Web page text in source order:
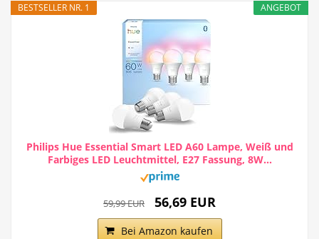
ANGEBOT
BESTSELLER NR. 1
Philips Hue Essential Smart LED A60 Lampe, Weiß und
Farbiges LED Leuchtmittel, E27 Fassung, 8W...
59,99 EUR 56,69 EUR
Bei Amazon kaufen